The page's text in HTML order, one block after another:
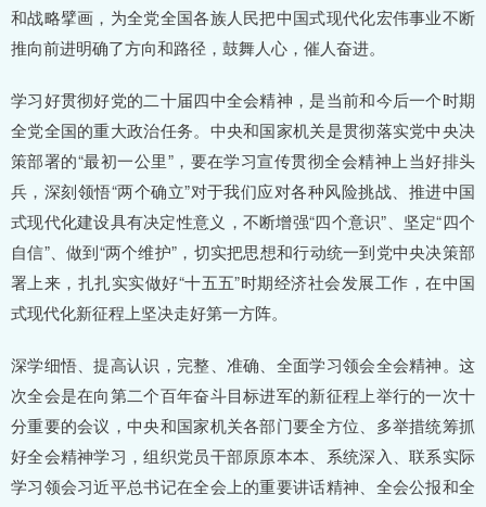
和战略擘画，为全党全国各族人民把中国式现代化宏伟事业不断
推向前进明确了方向和路径，鼓舞人心，催人奋进。
学习好贯彻好党的二十届四中全会精神，是当前和今后一个时期
全党全国的重大政治任务。中央和国家机关是贯彻落实党中央决
策部署的“最初一公里”，要在学习宣传贯彻全会精神上当好排头
兵，深刻领悟“两个确立”对于我们应对各种风险挑战、推进中国
式现代化建设具有决定性意义，不断增强“四个意识”、坚定“四个
自信”、做到“两个维护”，切实把思想和行动统一到党中央决策部
署上来，扎扎实实做好“十五五”时期经济社会发展工作，在中国
式现代化新征程上坚决走好第一方阵。
深学细悟、提高认识，完整、准确、全面学习领会全会精神。这
次全会是在向第二个百年奋斗目标进军的新征程上举行的一次十
分重要的会议，中央和国家机关各部门要全方位、多举措统筹抓
好全会精神学习，组织党员干部原原本本、系统深入、联系实际
学习领会习近平总书记在全会上的重要讲话精神、全会公报和全